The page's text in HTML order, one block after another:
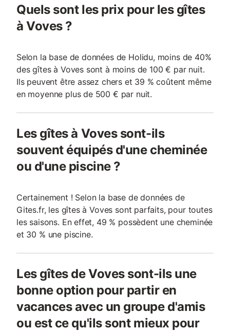
Quels sont les prix pour les gîtes
à Voves ?
Selon la base de données de Holidu, moins de 40%
des gîtes à Voves sont à moins de 100 € par nuit.
Ils peuvent être assez chers et 39 % coûtent même
en moyenne plus de 500 € par nuit.
Les gîtes à Voves sont-ils
souvent équipés d'une cheminée
ou d'une piscine ?
Certainement ! Selon la base de données de
Gites.fr, les gîtes à Voves sont parfaits, pour toutes
les saisons. En effet, 49 % possèdent une cheminée
et 30 % une piscine.
Les gîtes de Voves sont-ils une
bonne option pour partir en
vacances avec un groupe d'amis
ou est ce qu'ils sont mieux pour